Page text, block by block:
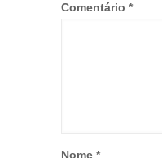
Comentário *
Nome *